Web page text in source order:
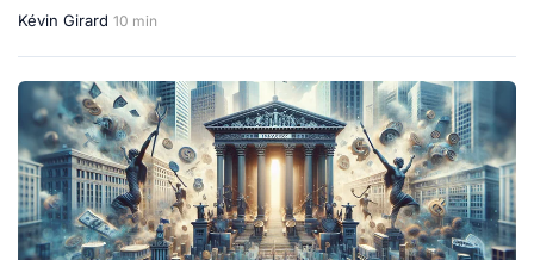
Kévin Girard 10 min